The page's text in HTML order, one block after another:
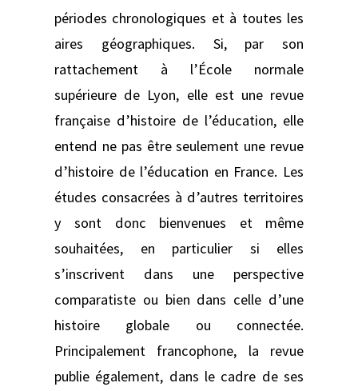
périodes chronologiques et à toutes les
aires géographiques. Si, par son
rattachement à l’École normale
supérieure de Lyon, elle est une revue
française d’histoire de l’éducation, elle
entend ne pas être seulement une revue
d’histoire de l’éducation en France. Les
études consacrées à d’autres territoires
y sont donc bienvenues et même
souhaitées, en particulier si elles
s’inscrivent dans une perspective
comparatiste ou bien dans celle d’une
histoire globale ou connectée.
Principalement francophone, la revue
publie également, dans le cadre de ses